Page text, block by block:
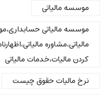
موسسه مالیاتی
موسسه مالیاتی
مالیاتی،مشاوره
کردن مالیات،خدمات مالیاتی
نرخ مالیات حقوق چیست